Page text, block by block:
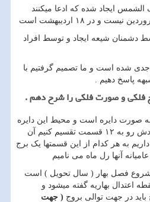
ایجاد شده که ادعا میکنند
دشمنان شیعه ایجاد و توسط افراد
شده است و ما تصمیم گرفتیم با
پاسخ دهیم .
فلکی و صورت فلکی را شرح دهم .
صورت دایره است و محیط این دایره
۳۶۰ درجه است و اگر این گردش رو به ۱۲ قسمت تقسیم کنیم آن
درجه ای داریم به هر کدام از این قسمتها یک برج
آنها رل ماه می نامیم
فصل بهار ( سال تحویل ) است
اعتدال بهاریه گفته میشود و
در جهت توالی بروج ( جهت